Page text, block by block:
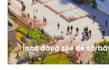
Încă două zile de